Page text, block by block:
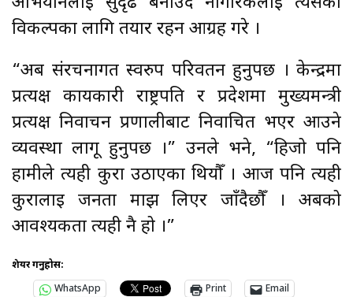
विकल्पका लागि तयार रहन आग्रह गरे ।
“अब संरचनागत स्वरुप परिवर्तन हुनुपर्छ । केन्द्रमा
प्रत्यक्ष कार्यकारी राष्ट्रपति र प्रदेशमा मुख्यमन्त्री
प्रत्यक्ष निर्वाचन प्रणालीबाट निर्वाचित भएर आउने
व्यवस्था लागू हुनुपर्छ ।” उनले भने, “हिजो पनि
हामीले त्यही कुरा उठाएका थियौँ । आज पनि त्यही
कुरालाई जनता माझ लिएर जाँदैछौँ । अबको
आवश्यकता त्यही नै हो ।”
शेयर गर्नुहोस:
WhatsApp
Print Email